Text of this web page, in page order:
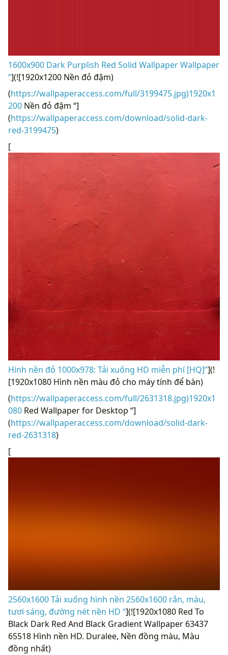
1600x900 Dark Purplish Red Solid Wallpaper Wallpaper
“](![1920x1200 Nền đỏ đậm)
(https://wallpaperaccess.com/full/3199475.jpg)1920x1
200 Nền đỏ đậm “]
(https://wallpaperaccess.com/download/solid-dark-
red-3199475)
[
Hình nền đỏ 1000x978: Tải xuống HD miễn phí [HQ]”](!
[1920x1080 Hình nền màu đỏ cho máy tính để bàn)
(https://wallpaperaccess.com/full/2631318.jpg)1920x1
080 Red Wallpaper for Desktop “]
(https://wallpaperaccess.com/download/solid-dark-
red-2631318)
[
2560x1600 Tải xuống hình nền 2560x1600 rắn, màu,
tươi sáng, đường nét nền HD “](![1920x1080 Red To
Black Dark Red And Black Gradient Wallpaper 63437
65518 Hình nền HD. Duralee, Nền đồng màu, Màu
đồng nhất)